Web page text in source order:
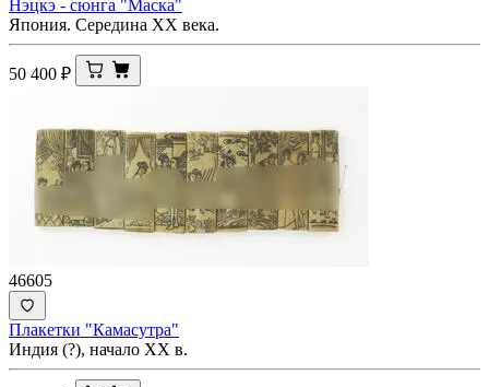
Нэцкэ - сюнга "Маска"
Япония. Середина XX века.
50 400 ₽
46605
Плакетки "Камасутра"
Индия (?), начало ХХ в.